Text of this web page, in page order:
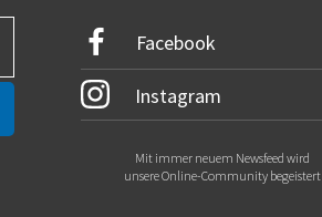
Facebook
Instagram
Mit immer neuem Newsfeed wird
unsere Online-Community begeistert